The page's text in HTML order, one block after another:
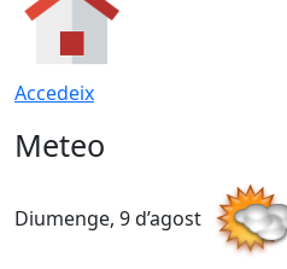
Accedeix
Meteo
Diumenge, 9 d’agost